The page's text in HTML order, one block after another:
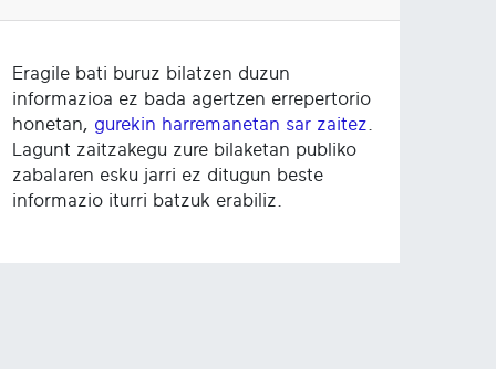
Eragile bati buruz bilatzen duzun
informazioa ez bada agertzen errepertorio
honetan, gurekin harremanetan sar zaitez
Lagunt zaitzakegu zure bilaketan publiko
zabalaren esku jarri ez ditugun beste
informazio iturri batzuk erabiliz.